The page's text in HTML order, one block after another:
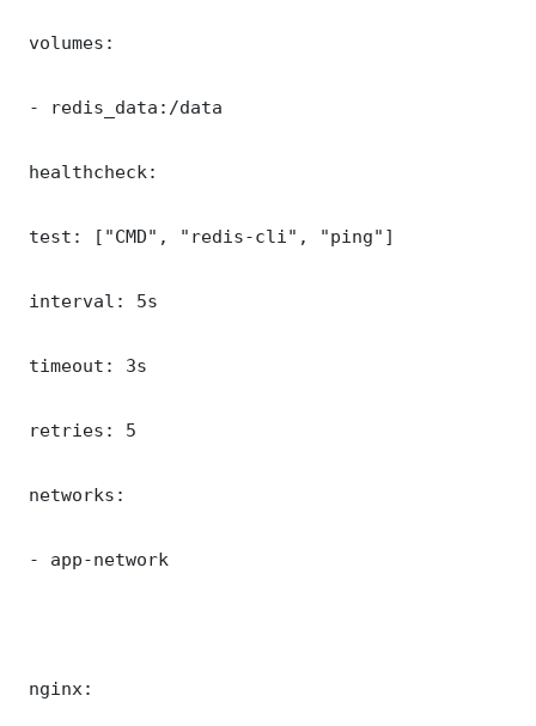
volumes:
- redis_data:/data
healthcheck:
test: ["CMD", "redis-cli", "ping"]
interval: 5s
timeout: 3s
retries: 5
networks:
- app-network
nginx: